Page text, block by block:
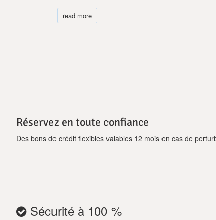
sentir libre de profiter des plongées, des
read more
Réservez en toute confiance
Des bons de crédit flexibles valables 12 mois en cas de
Sécurité à 100 %